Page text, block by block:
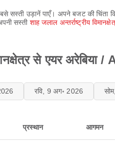
उड़ानें पाएँ। अपने बजट की चिंता
सस्ती शाह जलाल अन्तर्राष्ट्रीय
से एयर
रवि, 9 अग॰ 2026
प्रस्थान आगमन